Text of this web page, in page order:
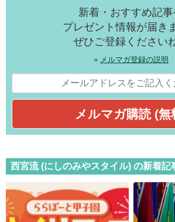
新着・おすすめ記事
プレゼント情報が届き
ぜひご登録ください
» メルマガ登録の説明
西宮流 (にしのみやスタイル) の新着記